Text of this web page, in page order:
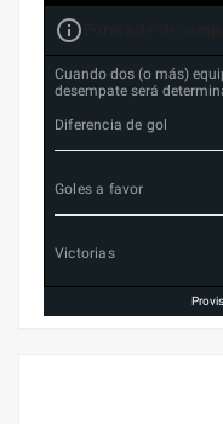
Cuando dos (o más)
desempate será
Diferencia de gol
Goles a favor
Victorias